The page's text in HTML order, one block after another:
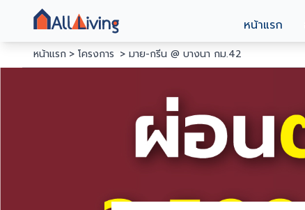
หน้าแรก
หน้าแรก โครงการ มาย-กรีน @ บางนา กม.42